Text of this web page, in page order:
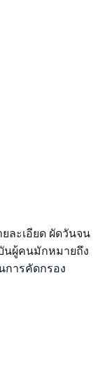
ละเอียด ผัดวันจน
นผู้คนมักหมายถึง
การคัดกรอง